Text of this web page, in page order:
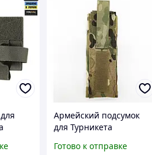
Армейский подсумок
для Турникета
военных
Готово к отправке